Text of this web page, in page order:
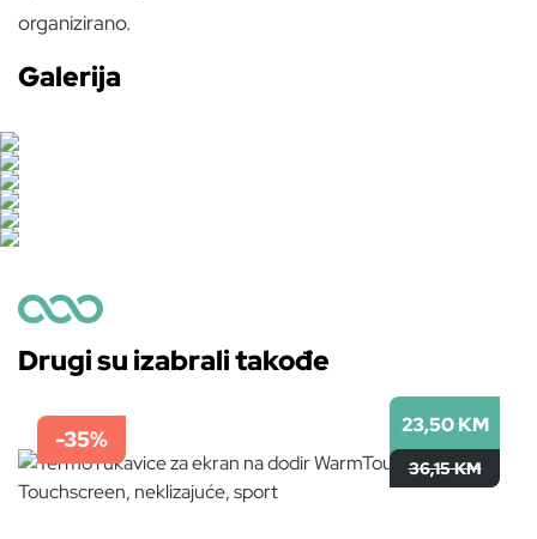
organizirano.
Galerija
Drugi su izabrali takođe
-35%
23,50 KM
36,15 KM